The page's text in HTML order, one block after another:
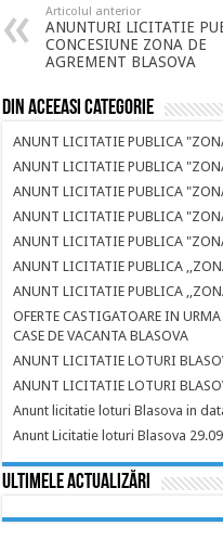
Articolul anterior
ANUNTURI LICITATIE
CONCESIUNE ZONA DE
AGREMENT BLASOVA
Din aceeasi categorie
ANUNT LICITATIE PUBLICA
ANUNT LICITATIE PUBLICA
ANUNT LICITATIE PUBLICA
ANUNT LICITATIE PUBLICA
ANUNT LICITATIE PUBLICA
ANUNT LICITATIE PUBLICA
ANUNT LICITATIE PUBLICA
OFERTE CASTIGATOARE IN
CASE DE VACANTA BLASOVA
ANUNT LICITATIE LOTURI
ANUNT LICITATIE LOTURI
Anunt licitatie loturi Blasova in
Anunt Licitatie loturi Blasova
Ultimele actualizări